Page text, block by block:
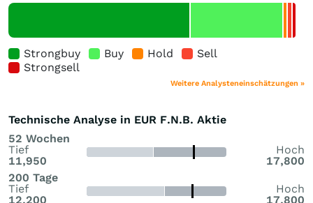
Strongbuy Buy Hold
Sell
Strongsell
Weitere Analysteneinschätzungen »
Technische Analyse in EUR F.N.B. Aktie
52 Wochen
Tief
11,950
Hoch
17,800
200 Tage
Tief
12,200
Hoch
17,800